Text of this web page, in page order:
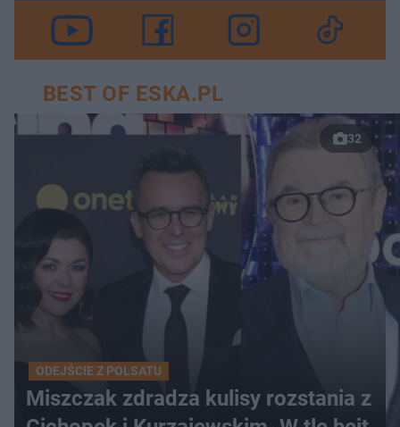
BEST OF ESKA.PL
32
ODEJŚCIE Z POLSATU
Miszczak zdradza kulisy rozstania z